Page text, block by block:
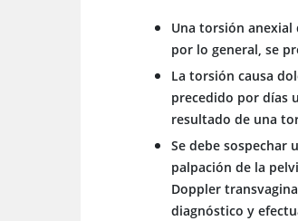
Una torsión anexial
por lo general, se
La torsión causa
precedido por días
resultado de una
Se debe sospechar
palpación de la
Doppler
diagnóstico y